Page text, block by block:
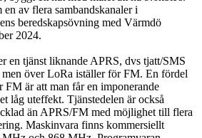
en av flera sambandskanaler i
beredskapsövning med Värmdö
2024.
en tjänst liknande APRS, dvs tjatt/SMS
över LoRa iställer för FM. En fördel
FM är att man får en imponerande
låg uteffekt. Tjänstedelen är också
än APRS/FM med möjlighet till flera
Maskinvara finns kommersiellt